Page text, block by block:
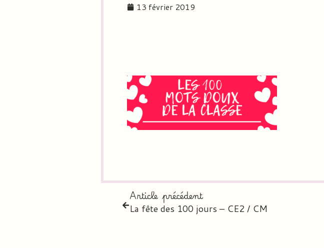
13 février 2019
Article précédent
La fête des 100 jours – CE2 / CM